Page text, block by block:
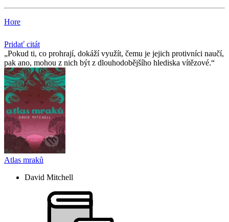
Hore
Pridať citát
Pokud ti, co prohrají, dokáží využít, čemu je jejich protivníci naučí,
pak ano, mohou z nich být z dlouhodobějšího hlediska vítězové.
Atlas mraků
David Mitchell